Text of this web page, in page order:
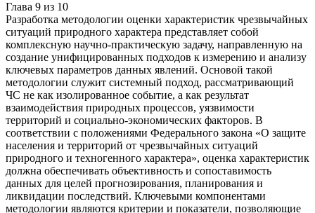
Глава 9 из 10
Разработка методологии оценки характеристик чрезвычайных
ситуаций природного характера представляет собой
комплексную научно-практическую задачу, направленную на
создание унифицированных подходов к измерению и анализу
ключевых параметров данных явлений. Основой такой
методологии служит системный подход, рассматривающий
ЧС не как изолированное событие, а как результат
взаимодействия природных процессов, уязвимости
территорий и социально-экономических факторов. В
соответствии с положениями Федерального закона «О защите
населения и территорий от чрезвычайных ситуаций
природного и техногенного характера», оценка характеристик
должна обеспечивать объективность и сопоставимость
данных для целей прогнозирования, планирования и
ликвидации последствий. Ключевыми компонентами
методологии являются критерии и показатели, позволяющие